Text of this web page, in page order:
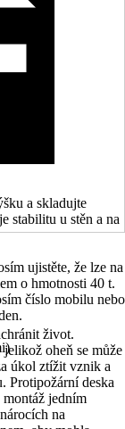
a skladujte
stabilitu u stěn a na
ujistěte, že lze na
o hmotnosti 40 t.
číslo mobilu nebo
život.
oheň se může
úkol ztížit vznik a
Protipožární deska
jedním
na